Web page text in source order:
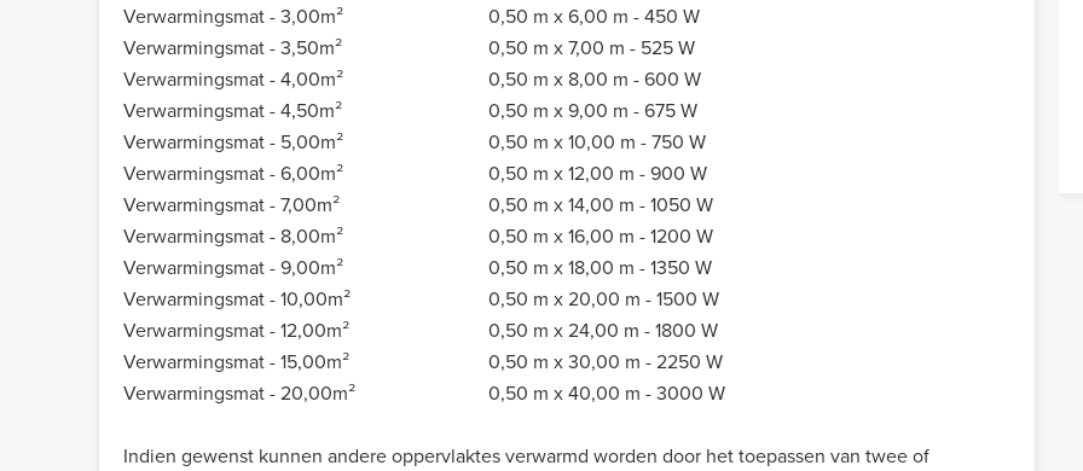
Verwarmingsmat - 3,00m²
0,50 m x 6,00 m - 450 W
Verwarmingsmat - 3,50m²
0,50 m x 7,00 m - 525 W
Verwarmingsmat - 4,00m²
0,50 m x 8,00 m - 600 W
Verwarmingsmat - 4,50m²
0,50 m x 9,00 m - 675 W
Verwarmingsmat - 5,00m²
0,50 m x 10,00 m - 750 W
Verwarmingsmat - 6,00m²
0,50 m x 12,00 m - 900 W
Verwarmingsmat - 7,00m²
0,50 m x 14,00 m - 1050 W
Verwarmingsmat - 8,00m²
0,50 m x 16,00 m - 1200 W
Verwarmingsmat - 9,00m²
0,50 m x 18,00 m - 1350 W
Verwarmingsmat - 10,00m²
0,50 m x 20,00 m - 1500 W
Verwarmingsmat - 12,00m²
0,50 m x 24,00 m - 1800 W
Verwarmingsmat - 15,00m²
0,50 m x 30,00 m - 2250 W
Verwarmingsmat - 20,00m²
0,50 m x 40,00 m - 3000 W
Indien gewenst kunnen andere oppervlaktes verwarmd worden door het toepassen van twee of